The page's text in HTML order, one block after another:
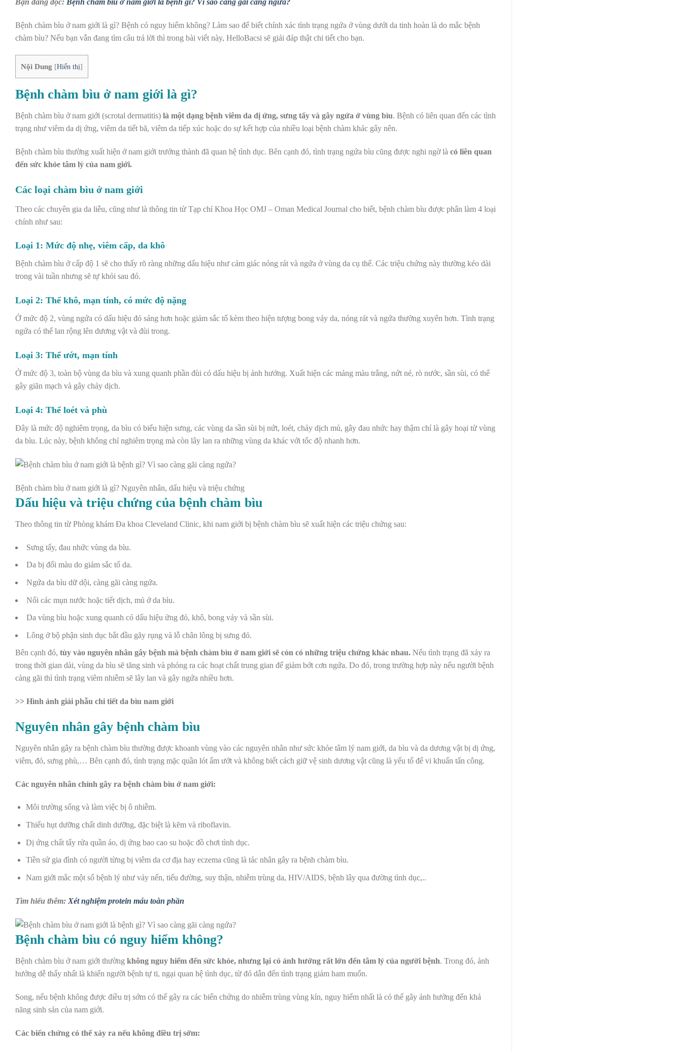
Bạn đang đọc: Bệnh chàm bìu ở nam giới là bệnh gì? Vì sao càng gãi càng ngứa?
Bệnh chàm bìu ở nam giới là gì? Bệnh có nguy hiểm không? Làm sao để biết chính xác tình trạng ngứa ở vùng dưới da tinh hoàn là do mắc bệnh
chàm bìu? Nếu bạn vẫn đang tìm câu trả lời thì trong bài viết này, HelloBacsi sẽ giải đáp thật chi tiết cho bạn.
Nội Dung [Hiển thị]
Bệnh chàm bìu ở nam giới là gì?
Bệnh chàm bìu ở nam giới (scrotal dermatitis) là một dạng bệnh viêm da dị ứng, sưng tấy và gây ngứa ở vùng bìu. Bệnh có liên quan đến các tình
trạng như viêm da dị ứng, viêm da tiết bã, viêm da tiếp xúc hoặc do sự kết hợp của nhiều loại bệnh chàm khác gây nên.
Bệnh chàm bìu thường xuất hiện ở nam giới trưởng thành đã quan hệ tình dục. Bên cạnh đó, tình trạng ngứa bìu cũng được nghi ngờ là có liên quan
đến sức khỏe tâm lý của nam giới.
Các loại chàm bìu ở nam giới
Theo các chuyên gia da liễu, cũng như là thông tin từ Tạp chí Khoa Học OMJ – Oman Medical Journal cho biết, bệnh chàm bìu được phân làm 4 loại
chính như sau:
Loại 1: Mức độ nhẹ, viêm cấp, da khô
Bệnh chàm bìu ở cấp độ 1 sẽ cho thấy rõ ràng những dấu hiệu như cảm giác nóng rát và ngứa ở vùng da cụ thể. Các triệu chứng này thường kéo dài
trong vài tuần nhưng sẽ tự khỏi sau đó.
Loại 2: Thể khô, mạn tính, có mức độ nặng
Ở mức độ 2, vùng ngứa có dấu hiệu đỏ sáng hơn hoặc giảm sắc tố kèm theo hiện tượng bong vảy da, nóng rát và ngứa thường xuyên hơn. Tình trạng
ngứa có thể lan rộng lên dương vật và đùi trong.
Loại 3: Thể ướt, mạn tính
Ở mức độ 3, toàn bộ vùng da bìu và xung quanh phần đùi có dấu hiệu bị ảnh hưởng. Xuất hiện các mảng màu trắng, nứt nẻ, rò nước, sần sùi, có thể
gây giãn mạch và gây chảy dịch.
Loại 4: Thể loét và phù
Đây là mức độ nghiêm trọng, da bìu có biểu hiện sưng, các vùng da sần sùi bị nứt, loét, chảy dịch mủ, gây đau nhức hay thậm chí là gây hoại tử vùng
da bìu. Lúc này, bệnh không chỉ nghiêm trọng mà còn lây lan ra những vùng da khác với tốc độ nhanh hơn.
Bệnh chàm bìu ở nam giới là gì? Nguyên nhân, dấu hiệu và triệu chứng
Dấu hiệu và triệu chứng của bệnh chàm bìu
Theo thông tin từ Phòng khám Đa khoa Cleveland Clinic, khi nam giới bị bệnh chàm bìu sẽ xuất hiện các triệu chứng sau:
Sưng tấy, đau nhức vùng da bìu.
Da bị đổi màu do giảm sắc tố da.
Ngứa da bìu dữ dội, càng gãi càng ngứa.
Nổi các mụn nước hoặc tiết dịch, mủ ở da bìu.
Da vùng bìu hoặc xung quanh có dấu hiệu ửng đỏ, khô, bong vảy và sần sùi.
Lông ở bộ phận sinh dục bắt đầu gãy rụng và lỗ chân lông bị sưng đỏ.
Bên cạnh đó, tùy vào nguyên nhân gây bệnh mà bệnh chàm bìu ở nam giới sẽ còn có những triệu chứng khác nhau. Nếu tình trạng đã xảy ra
trong thời gian dài, vùng da bìu sẽ tăng sinh và phóng ra các hoạt chất trung gian để giảm bớt cơn ngứa. Do đó, trong trường hợp này nếu người bệnh
càng gãi thì tình trạng viêm nhiễm sẽ lây lan và gây ngứa nhiều hơn.
>> Hình ảnh giải phẫu chi tiết da bìu nam giới
Nguyên nhân gây bệnh chàm bìu
Nguyên nhân gây ra bệnh chàm bìu thường được khoanh vùng vào các nguyên nhân như sức khỏe tâm lý nam giới, da bìu và da dương vật bị dị ứng,
viêm, đỏ, sưng phù,… Bên cạnh đó, tình trạng mặc quần lót ẩm ướt và không biết cách giữ vệ sinh dương vật cũng là yếu tố để vi khuẩn tấn công.
Các nguyên nhân chính gây ra bệnh chàm bìu ở nam giới:
Môi trường sống và làm việc bị ô nhiễm.
Thiếu hụt dưỡng chất dinh dưỡng, đặc biệt là kẽm và riboflavin.
Dị ứng chất tẩy rửa quần áo, dị ứng bao cao su hoặc đồ chơi tình dục.
Tiền sử gia đình có người từng bị viêm da cơ địa hay eczema cũng là tác nhân gây ra bệnh chàm bìu.
Nam giới mắc một số bệnh lý như vảy nến, tiểu đường, suy thận, nhiễm trùng da, HIV/AIDS, bệnh lây qua đường tình dục,..
Tìm hiểu thêm: Xét nghiệm protein máu toàn phần
Bệnh chàm bìu có nguy hiểm không?
Bệnh chàm bìu ở nam giới thường không nguy hiểm đến sức khỏe, nhưng lại có ảnh hưởng rất lớn đến tâm lý của người bệnh. Trong đó, ảnh
hưởng dễ thấy nhất là khiến người bệnh tự ti, ngại quan hệ tình dục, từ đó dẫn đến tình trạng giảm ham muốn.
Song, nếu bệnh không được điều trị sớm có thể gây ra các biến chứng do nhiễm trùng vùng kín, nguy hiểm nhất là có thể gây ảnh hưởng đến khả
năng sinh sản của nam giới.
Các biến chứng có thể xảy ra nếu không điều trị sớm: